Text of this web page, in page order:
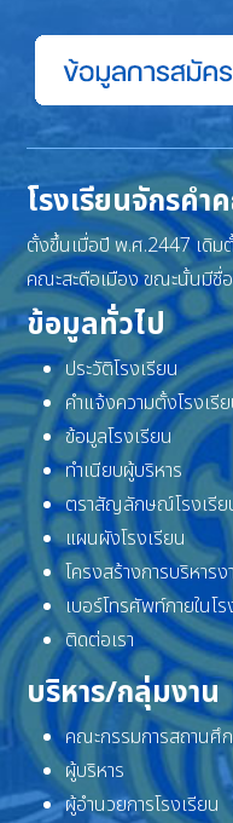
โรงเรียนจักรค
ตั้งขึ้นเมื่อปี พ.ศ.2447 เดิ
คณะสะดือเมือง ขณะนั้นมีชื่
ข้อมูลทั่วไป
ประวัติโรงเรียน
คำแจ้งความตั้งโรงเรี
ข้อมูลโรงเรียน
ทำเนียบผู้บริหาร
ตราสัญลักษณ์โรงเรีย
แผนผังโรงเรียน
โครงสร้างการบริหารง
เบอร์โทรศัพท์ภายในโ
ติดต่อเรา
บริหาร/กลุ่มงาน
คณะกรรมการสถานศึ
ผู้บริหาร
ผู้อำนวยการโรงเรียน